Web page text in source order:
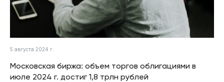
5 августа 2024 г.
Московская биржа: объем торгов облигациями в
июле 2024 г. достиг 1,8 трлн рублей